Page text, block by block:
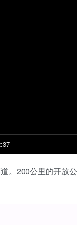
。200公里的开放